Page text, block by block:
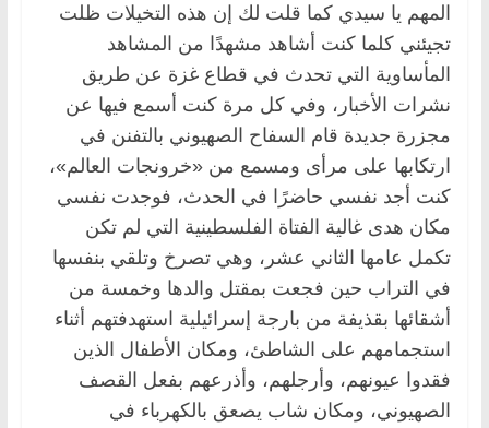
المهم يا سيدي كما قلت لك إن هذه التخيلات ظلت
تجيئني كلما كنت أشاهد مشهدًا من المشاهد
المأساوية التي تحدث في قطاع غزة عن طريق
نشرات الأخبار، وفي كل مرة كنت أسمع فيها عن
مجزرة جديدة قام السفاح الصهيوني بالتفنن في
ارتكابها على مرأى ومسمع من «خرونجات العالم»،
كنت أجد نفسي حاضرًا في الحدث، فوجدت نفسي
مكان هدى غالية الفتاة الفلسطينية التي لم تكن
تكمل عامها الثاني عشر، وهي تصرخ وتلقي بنفسها
في التراب حين فجعت بمقتل والدها وخمسة من
أشقائها بقذيفة من بارجة إسرائيلية استهدفتهم أثناء
استجمامهم على الشاطئ، ومكان الأطفال الذين
فقدوا عيونهم، وأرجلهم، وأذرعهم بفعل القصف
الصهيوني، ومكان شاب يصعق بالكهرباء في